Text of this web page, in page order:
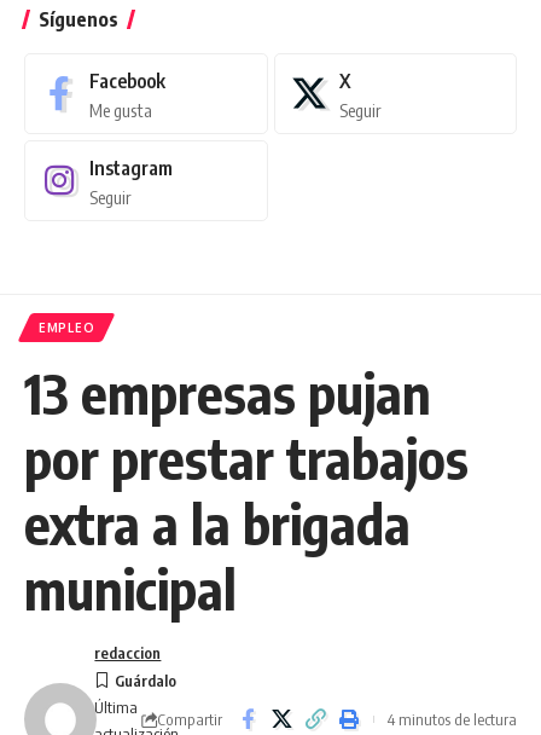
Síguenos
Facebook
Me gusta
X
Seguir
Instagram
Seguir
EMPLEO
13 empresas pujan
por prestar trabajos
extra a la brigada
municipal
Última
redaccion
Compartir 4 minutos de lectura